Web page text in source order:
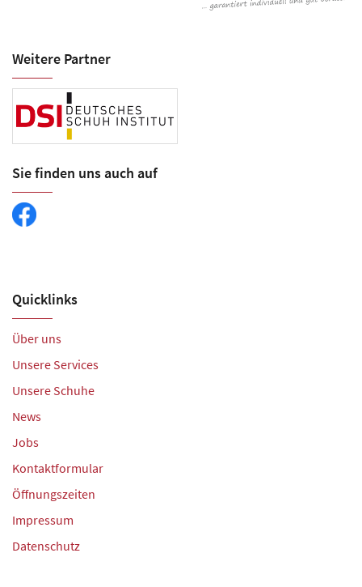
Weitere Partner
Sie finden uns auch auf
Quicklinks
Über uns
Unsere Services
Unsere Schuhe
News
Jobs
Kontaktformular
Öffnungszeiten
Impressum
Datenschutz